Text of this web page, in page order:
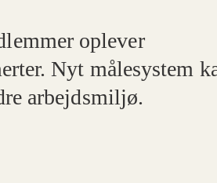
oplever
Nyt målesystem
arbejdsmiljø.